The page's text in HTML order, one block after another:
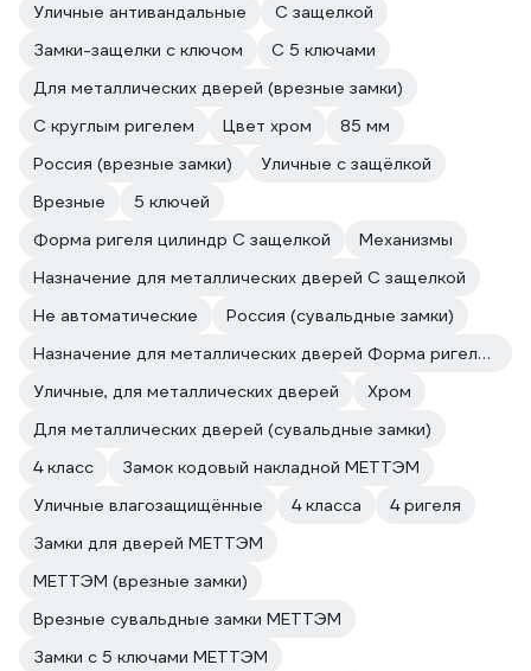
Уличные антивандальные
С защелкой
Замки-защелки с ключом
С 5 ключами
Для металлических дверей (врезные замки)
С круглым ригелем
Цвет хром
85 мм
Россия (врезные замки)
Уличные с защёлкой
Врезные
5 ключей
Форма ригеля цилиндр С защелкой
Механизмы
Назначение для металлических дверей С защелкой
Не автоматические
Россия (сувальдные замки)
Назначение для металлических дверей Форма ригеля цилиндр
Уличные, для металлических дверей
Хром
Для металлических дверей (сувальдные замки)
4 класс
Замок кодовый накладной МЕТТЭМ
Уличные влагозащищённые
4 класса
4 ригеля
Замки для дверей МЕТТЭМ
МЕТТЭМ (врезные замки)
Врезные сувальдные замки МЕТТЭМ
Замки с 5 ключами МЕТТЭМ